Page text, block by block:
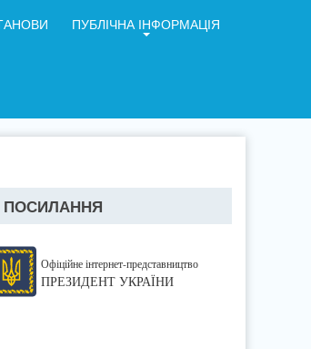
ПУБЛІЧНА ІНФОРМАЦІЯ
ПОСИЛАННЯ
Офіційне інтернет-представництво
ПРЕЗИДЕНТ УКРАЇНИ